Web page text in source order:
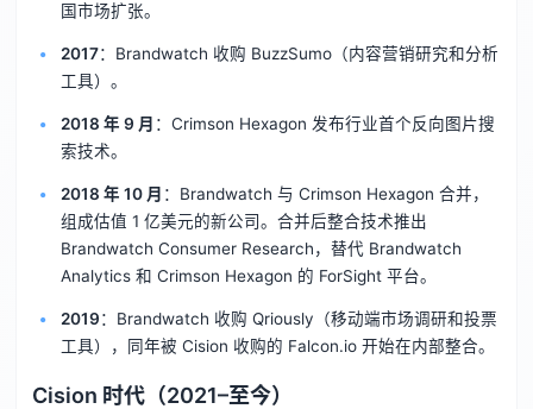
国市场扩张。
2017：Brandwatch 收购 BuzzSumo（内容营销研究和分析
工具）。
2018 年 9 月 ：Crimson Hexagon 发布行业首个反向图片搜
索技术。
2018 年 10 月 ：Brandwatch 与 Crimson Hexagon 合并，
组成估值 1 亿美元的新公司。合并后整合技术推出
Brandwatch Consumer Research，替代 Brandwatch
Analytics 和 Crimson Hexagon 的 ForSight 平台。
2019：Brandwatch 收购 Qriously（移动端市场调研和投票
工具），同年被 Cision 收购的 Falcon.io 开始在内部整合。
Cision 时代（2021–至今）